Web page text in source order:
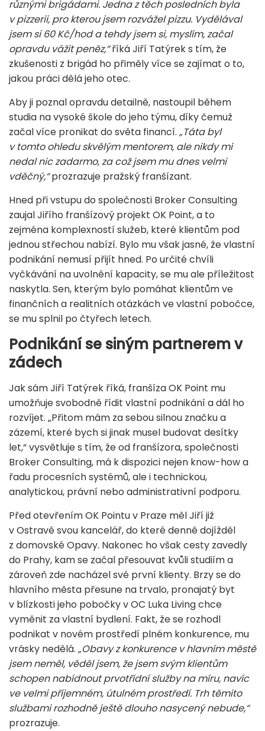
různými brigádami. Jedna z těch posledních byla
v pizzerii, pro kterou jsem rozvážel pizzu. Vydělával
jsem si 60 Kč/hod a tehdy jsem si, myslím, začal
opravdu vážit peněz,“říká Jiří Tatýrek s tím, že
zkušenosti z brigád ho přiměly více se zajímat o to,
jakou práci dělá jeho otec.
Aby ji poznal opravdu detailně, nastoupil během
studia na vysoké škole do jeho týmu, díky čemuž
začal více pronikat do světa financí. „Táta byl
v tomto ohledu skvělým mentorem, ale nikdy mi
nedal nic zadarmo, za což jsem mu dnes velmi
vděčný,“prozrazuje pražský franšízant.
Hned při vstupu do společnosti Broker Consulting
zaujal Jiřího franšízový projekt OK Point, a to
zejména komplexností služeb, které klientům pod
jednou střechou nabízí. Bylo mu však jasné, že vlastní
podnikání nemusí přijít hned. Po určité chvíli
vyčkávání na uvolnění kapacity, se mu ale příležitost
naskytla. Sen, kterým bylo pomáhat klientům ve
finančních a realitních otázkách ve vlastní pobočce,
se mu splnil po čtyřech letech.
Podnikání se siným partnerem v
zádech
Jak sám Jiří Tatýrek říká, franšíza OK Point mu
umožňuje svobodně řídit vlastní podnikání a dál ho
rozvíjet. „Přitom mám za sebou silnou značku a
zázemí, které bych si jinak musel budovat desítky
let,“ vysvětluje s tím, že od franšízora, společnosti
Broker Consulting, má k dispozici nejen know-how a
řadu procesních systémů, ale i technickou,
analytickou, právní nebo administrativní podporu.
Před otevřením OK Pointu v Praze měl Jiří již
v Ostravě svou kancelář, do které denně dojížděl
z domovské Opavy. Nakonec ho však cesty zavedly
do Prahy, kam se začal přesouvat kvůli studiím a
zároveň zde nacházel své první klienty. Brzy se do
hlavního města přesune na trvalo, pronajatý byt
v blízkosti jeho pobočky v OC Luka Living chce
vyměnit za vlastní bydlení. Fakt, že se rozhodl
podnikat v novém prostředí plném konkurence, mu
vrásky nedělá. „Obavy z konkurence v hlavním městě
jsem neměl, věděl jsem, že jsem svým klientům
schopen nabídnout prvotřídní služby na míru, navíc
ve velmi příjemném, útulném prostředí. Trh těmito
službami rozhodně ještě dlouho nasycený nebude,“
prozrazuje.